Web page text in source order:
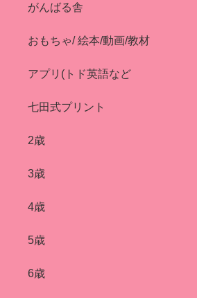
がんばる舎
おもちゃ/ 絵本/動画/教材
アプリ(トド英語など
七田式プリント
2歳
3歳
4歳
5歳
6歳